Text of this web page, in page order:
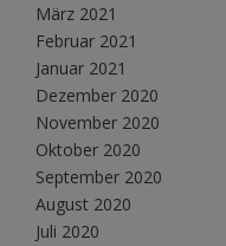
März 2021
Februar 2021
Januar 2021
Dezember 2020
November 2020
Oktober 2020
September 2020
August 2020
Juli 2020